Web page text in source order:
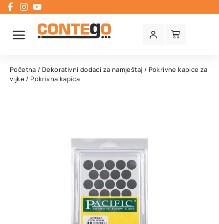
Početna / Dekorativni dodaci za namještaj / Pokrivne kapice za
vijke / Pokrivna kapica